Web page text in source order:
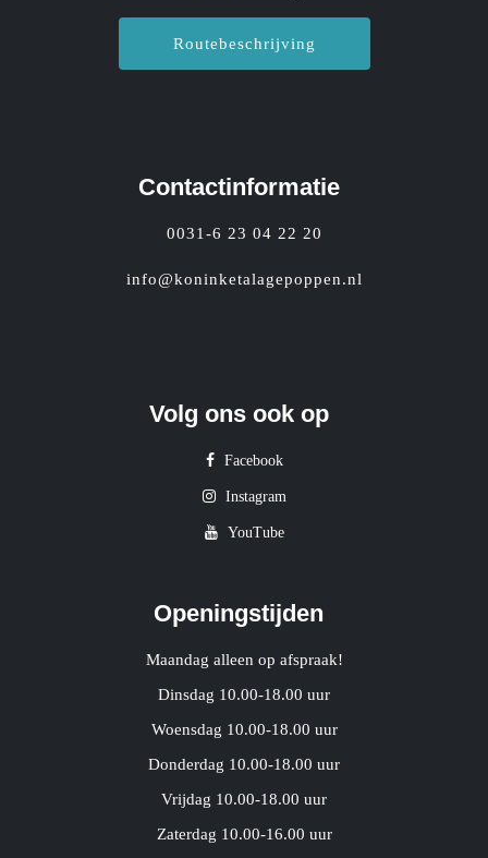
Routebeschrijving
Contactinformatie
0031-6 23 04 22 20
info@koninketalagepoppen.nl
Volg ons ook op
Facebook
Instagram
YouTube
Openingstijden
Maandag alleen op afspraak!
Dinsdag 10.00-18.00 uur
Woensdag 10.00-18.00 uur
Donderdag 10.00-18.00 uur
Vrijdag 10.00-18.00 uur
Zaterdag 10.00-16.00 uur